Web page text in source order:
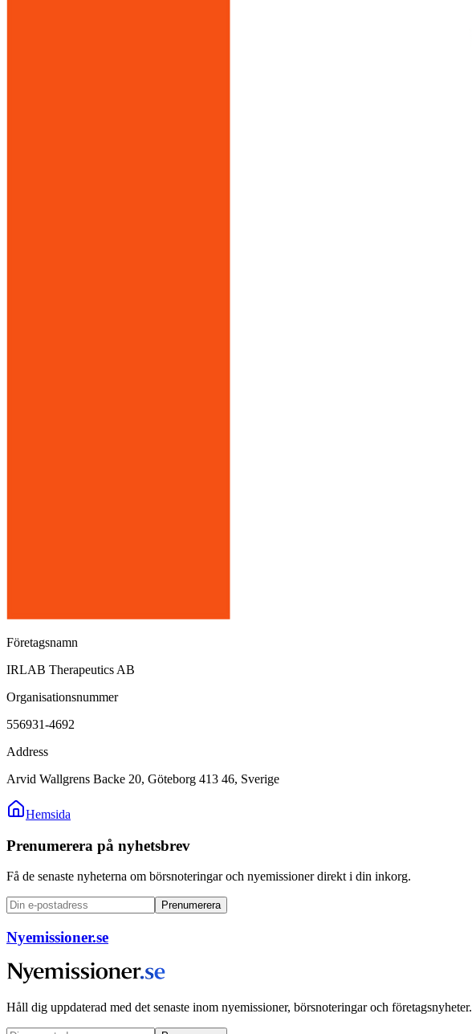
Företagsnamn
IRLAB Therapeutics AB
Organisationsnummer
556931-4692
Address
Arvid Wallgrens Backe 20, Göteborg 413 46, Sverige
Hemsida
Prenumerera på nyhetsbrev
Få de senaste nyheterna om börsnoteringar och nyemissioner direkt i din inkorg.
Prenumerera
Nyemissioner.se
Håll dig uppdaterad med det senaste inom nyemissioner, börsnoteringar och företagsnyheter.